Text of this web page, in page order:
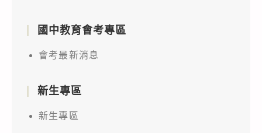
國中教育會考專區
會考最新消息
新生專區
新生專區